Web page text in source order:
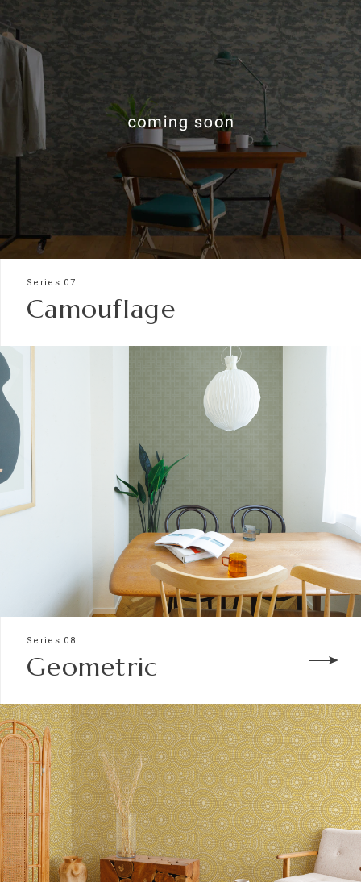
Series 07.
Camouflage
Series 08.
Geometric